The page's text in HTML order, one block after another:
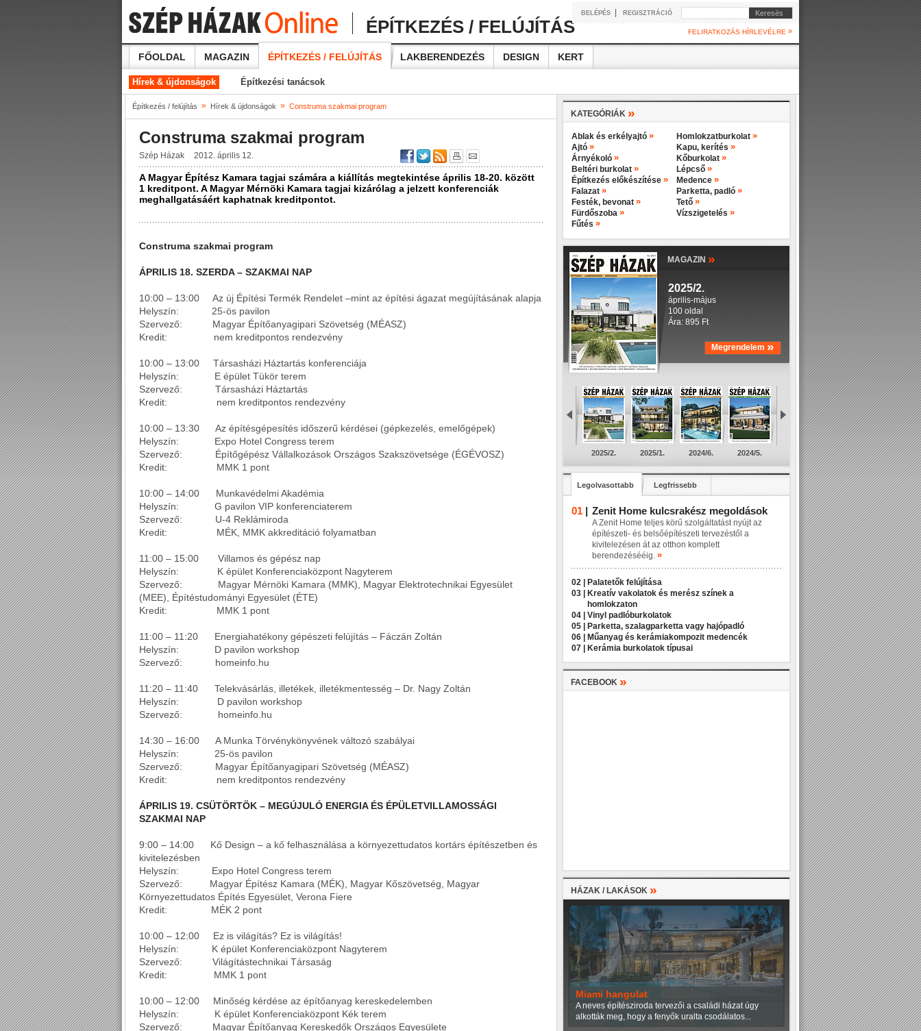
ÉPÍTKEZÉS / FELÚJÍTÁS
BELÉPÉS| REGISZTRÁCIÓ Keresés
FELIRATKOZÁS HÍRLEVÉLRE »
FŐOLDAL MAGAZIN ÉPÍTKEZÉS / FELÚJÍTÁS LAKBERENDEZÉS DESIGN KERT
Hírek & újdonságok Építkezési tanácsok
Építkezés / felújítás » Hírek & újdonságok » Construma szakmai program
Construma szakmai program
Szép Házak 2012. április 12.
A Magyar Építész Kamara tagjai számára a kiállítás megtekintése április 18-20. között
1 kreditpont. A Magyar Mérnöki Kamara tagjai kizárólag a jelzett konferenciák
meghallgatásáért kaphatnak kreditpontot.
Construma szakmai program
ÁPRILIS 18. SZERDA – SZAKMAI NAP
10:00 – 13:00 Az új Építési Termék Rendelet –mint az építési ágazat megújításának alapja
Helyszín: 25-ös pavilon
Szervező: Magyar Építőanyagipari Szövetség (MÉASZ)
Kredit: nem kreditpontos rendezvény
10:00 – 13:00 Társasházi Háztartás konferenciája
Helyszín: E épület Tükör terem
Szervező: Társasházi Háztartás
Kredit: nem kreditpontos rendezvény
10:00 – 13:30 Az építésgépesítés időszerű kérdései (gépkezelés, emelőgépek)
Helyszín: Expo Hotel Congress terem
Szervező: Építőgépész Vállalkozások Országos Szakszövetsége (ÉGÉVOSZ)
Kredit: MMK 1 pont
10:00 – 14:00 Munkavédelmi Akadémia
Helyszín: G pavilon VIP konferenciaterem
Szervező: U-4 Reklámiroda
Kredit: MÉK, MMK akkreditáció folyamatban
11:00 – 15:00 Villamos és gépész nap
Helyszín: K épület Konferenciaközpont Nagyterem
Szervező: Magyar Mérnöki Kamara (MMK), Magyar Elektrotechnikai Egyesület
(MEE), Építéstudományi Egyesület (ÉTE)
Kredit: MMK 1 pont
11:00 – 11:20 Energiahatékony gépészeti felújítás – Fáczán Zoltán
Helyszín: D pavilon workshop
Szervező: homeinfo.hu
11:20 – 11:40 Telekvásárlás, illetékek, illetékmentesség – Dr. Nagy Zoltán
Helyszín: D pavilon workshop
Szervező: homeinfo.hu
14:30 – 16:00 A Munka Törvénykönyvének változó szabályai
Helyszín: 25-ös pavilon
Szervező: Magyar Építőanyagipari Szövetség (MÉASZ)
Kredit: nem kreditpontos rendezvény
ÁPRILIS 19. CSÜTÖRTÖK – MEGÚJULÓ ENERGIA ÉS ÉPÜLETVILLAMOSSÁGI
SZAKMAI NAP
9:00 – 14:00 Kő Design – a kő felhasználása a környezettudatos kortárs építészetben és
kivitelezésben
Helyszín: Expo Hotel Congress terem
Szervező: Magyar Építész Kamara (MÉK), Magyar Kőszövetség, Magyar
Környezettudatos Építés Egyesület, Verona Fiere
Kredit: MÉK 2 pont
10:00 – 12:00 Ez is világítás? Ez is világítás!
Helyszín: K épület Konferenciaközpont Nagyterem
Szervező: Világítástechnikai Társaság
Kredit: MMK 1 pont
10:00 – 12:00 Minőség kérdése az építőanyag kereskedelemben
Helyszín: K épület Konferenciaközpont Kék terem
Szervező: Magyar Építőanyag Kereskedők Országos Egyesülete
KATEGÓRIÁK»
Ablak és erkélyajtó »
Ajtó »
Árnyékoló »
Beltéri burkolat »
Építkezés előkészítése »
Falazat »
Festék, bevonat »
Fürdőszoba »
Fűtés »
Homlokzatburkolat »
Kapu, kerítés »
Kőburkolat »
Lépcső »
Medence »
Parketta, padló »
Tető »
Vízszigetelés »
MAGAZIN »
2025/2.
április-május
100 oldal
Ára: 895 Ft
Megrendelem »
2025/2. 2025/1. 2024/6. 2024/5.
Legolvasottabb Legfrissebb
01 | Zenit Home kulcsrakész megoldások
A Zenit Home teljes körű szolgáltatást nyújt az
építészeti- és belsőépítészeti tervezéstől a
kivitelezésen át az otthon komplett
berendezésééig. »
02 |
Palatetők felújítása
03 |
Kreatív vakolatok és merész színek a
homlokzaton
04 |
Vinyl padlóburkolatok
05 |
Parketta, szalagparketta vagy hajópadló
06 |
Műanyag és kerámiakompozit medencék
07 |
Kerámia burkolatok típusai
FACEBOOK»
HÁZAK / LAKÁSOK »
Miami hangulat
A neves építésziroda tervezői a családi házat úgy
alkották meg, hogy a fenyők uralta csodálatos...